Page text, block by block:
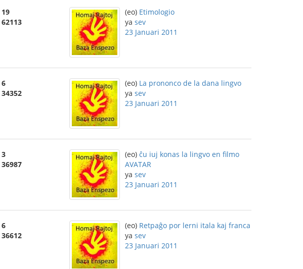
19
62113
(eo) Etimologio
ya sev
23 Januari 2011
6
34352
(eo) La prononco de la dana lingvo
ya sev
23 Januari 2011
3
36987
(eo) ĉu iuj konas la lingvo en filmo
AVATAR
ya sev
23 Januari 2011
6
36612
(eo) Retpaĝo por lerni itala kaj franca
ya sev
23 Januari 2011